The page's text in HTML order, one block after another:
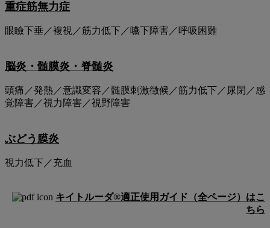
重症筋無⼒症
眼瞼下垂／複視／筋力低下／嚥下障害／呼吸困難
脳炎・髄膜炎・脊髄炎
頭痛／発熱／意識変容／髄膜刺激徴候／筋力低下／尿閉／感
覚障害／視力障害／視野障害
ぶどう膜炎
視力低下／充血
キイトルーダ®適正使用ガイド（全ページ）はこ
ちら